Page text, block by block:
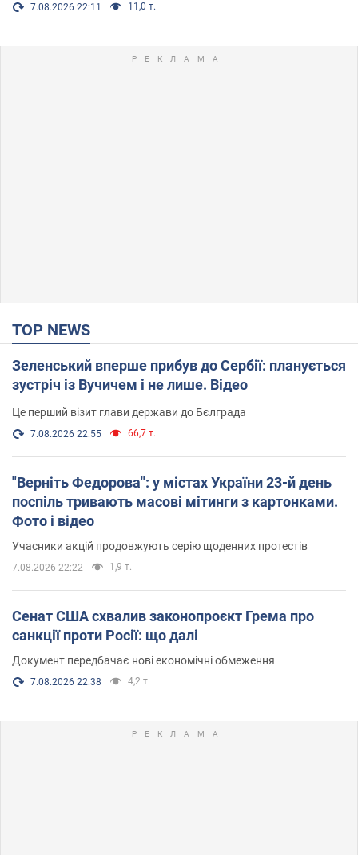
7.08.2026 22:11 11,0 т.
TOP NEWS
Зеленський вперше прибув до Сербії: планується
зустріч із Вучичем і не лише. Відео
Це перший візит глави держави до Бєлграда
7.08.2026 22:55 66,7 т.
"Верніть Федорова": у містах України 23-й день
поспіль тривають масові мітинги з картонками.
Фото і відео
Учасники акцій продовжують серію щоденних протестів
7.08.2026 22:22 1,9 т.
Сенат США схвалив законопроєкт Грема про
санкції проти Росії: що далі
Документ передбачає нові економічні обмеження
7.08.2026 22:38 4,2 т.